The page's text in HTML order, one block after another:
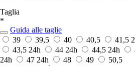
Taglia
*
Guida alle taglie
39
39,5 40 40,5 41,5
43,5 24h 44 24h 44,5 24h
24h
47 24h 48 49
50,5